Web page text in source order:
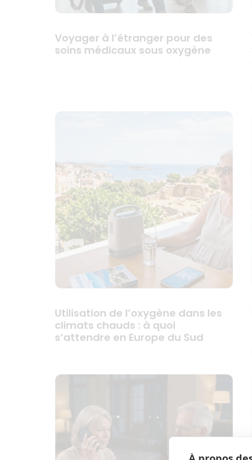
Voyager à l’étranger pour des
soins médicaux sous oxygène
Utilisation de l’oxygène dans les
climats chauds : à quoi
s’attendre en Europe du Sud